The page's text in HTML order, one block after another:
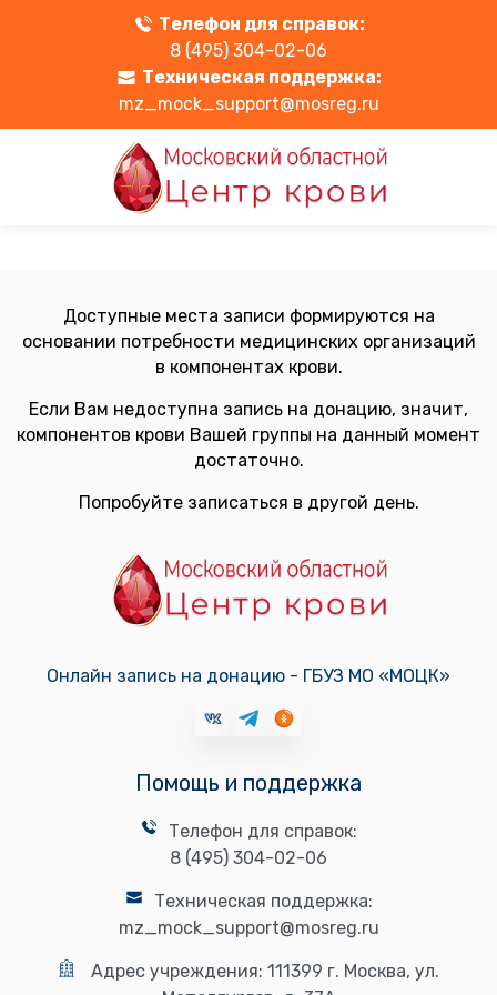
Телефон для справок:
8 (495) 304-02-06
Техническая поддержка:
mz_mock_support@mosreg.ru
Доступные места записи формируются на
основании потребности медицинских организаций
в компонентах крови.
Если Вам недоступна запись на донацию, значит,
компонентов крови Вашей группы на данный момент
достаточно.
Попробуйте записаться в другой день.
Онлайн запись на донацию - ГБУЗ МО «МОЦК»
Помощь и поддержка
Телефон для справок:
8 (495) 304-02-06
Техническая поддержка:
mz_mock_support@mosreg.ru
Адрес учреждения: 111399 г. Москва, ул.